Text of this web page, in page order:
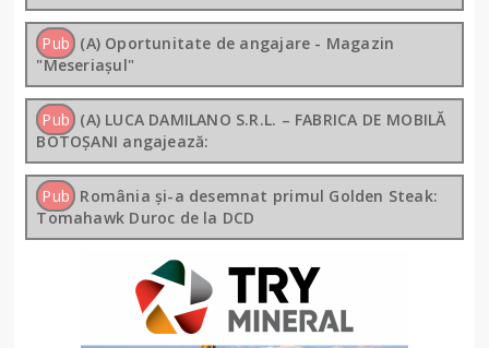
Pub (A) Oportunitate de angajare - Magazin
"Meseriașul"
Pub (A) LUCA DAMILANO S.R.L. – FABRICA DE MOBILĂ
BOTOȘANI angajează:
Pub România și-a desemnat primul Golden Steak:
Tomahawk Duroc de la DCD